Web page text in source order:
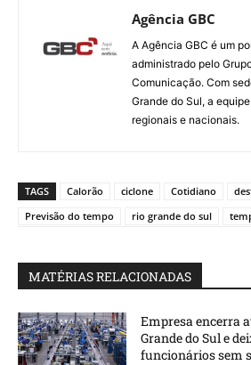
Agência GBC
A Agência GBC é um
administrado pelo
Comunicação. Com
Grande do Sul, a
regionais e nacionais.
TAGS Calorão ciclone Cotidiano
Previsão do tempo
rio grande do sul
MATÉRIAS RELACIONADAS
Empresa encerra
Grande do Sul e
funcionários sem